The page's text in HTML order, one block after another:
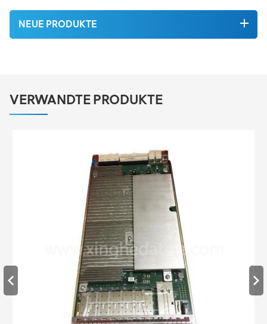
NEUE PRODUKTE
VERWANDTE PRODUKTE